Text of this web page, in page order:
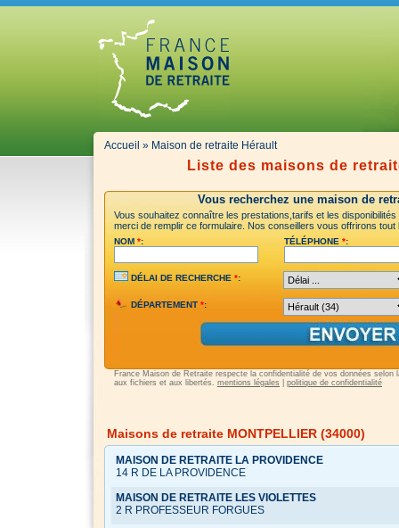
Accueil » Maison de retraite Hérault
Liste des maisons de
Vous recherchez une maison de
Vous souhaitez connaître les prestations,tarifs et les
merci de remplir ce formulaire. Nos conseillers vous offrirons
NOM *: TÉLÉPHONE *:
DÉLAI DE RECHERCHE *:
DÉPARTEMENT *:
France Maison de Retraite respecte la confidentialité de vos données selon
aux fichiers et aux libertés. mentions légales politique de confidentialité
Maisons de retraite MONTPELLIER (34000)
MAISON DE RETRAITE LA PROVIDENCE
14 R DE LA PROVIDENCE
MAISON DE RETRAITE LES VIOLETTES
2 R PROFESSEUR FORGUES